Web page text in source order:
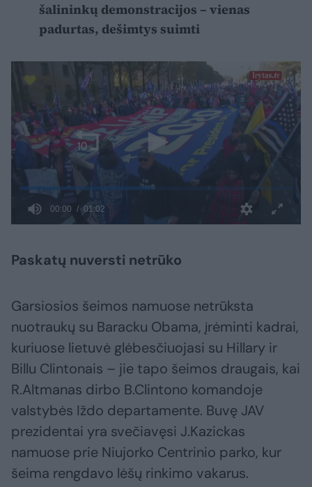
šalininkų demonstracijos – vienas
padurtas, dešimtys suimti
Paskatų nuversti netrūko
Garsiosios šeimos namuose netrūksta
nuotraukų su Baracku Obama, įrėminti kadrai,
kuriuose lietuvė glėbesčiuojasi su Hillary ir
Billu Clintonais – jie tapo šeimos draugais, kai
R.Altmanas dirbo B.Clintono komandoje
valstybės Iždo departamente. Buvę JAV
prezidentai yra svečiavęsi J.Kazickas
namuose prie Niujorko Centrinio parko, kur
šeima rengdavo lėšų rinkimo vakarus.